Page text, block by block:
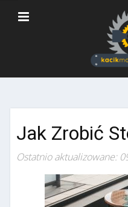
Jak Zrobić
Ostatnio aktualizowane: